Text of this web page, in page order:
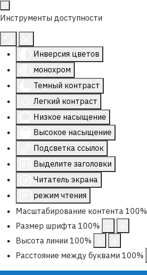
Инструменты доступности
Инверсия цветов
монохром
Темный контраст
Легкий контраст
Низкое насыщение
Высокое насыщение
Подсветка ссылок
Выделите заголовки
Читатель экрана
режим чтения
Масштабирование контента 100%
Размер шрифта 100%
Высота линии 100%
Расстояние между буквами 100%